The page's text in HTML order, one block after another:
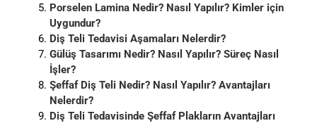
Porselen Lamina Nedir? Nasıl Yapılır? Kimler için
Uygundur?
Diş Teli Tedavisi Aşamaları Nelerdir?
Gülüş Tasarımı Nedir? Nasıl Yapılır? Süreç Nasıl
İşler?
Şeffaf Diş Teli Nedir? Nasıl Yapılır? Avantajları
Nelerdir?
Diş Teli Tedavisinde Şeffaf Plakların Avantajları